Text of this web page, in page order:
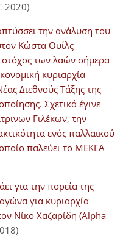
2020)
την ανάλυση του
Κώστα Ουίλς
στόχος των λαών σήμερα
κυριαρχία
Διεθνούς Τάξης της
Σχετικά έγινε
Γιλέκων, την
ενός παλλαϊκού
παλεύει το ΜΕΚΕΑ
για την πορεία της
για κυριαρχία
Νίκο Χαζαρίδη (Alpha